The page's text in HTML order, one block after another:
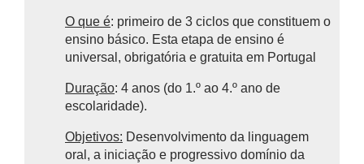
O que é: primeiro de 3 ciclos que constituem o
ensino básico. Esta etapa de ensino é
universal, obrigatória e gratuita em Portugal
Duração: 4 anos (do 1.º ao 4.º ano de
escolaridade).
Objetivos: Desenvolvimento da linguagem
oral, a iniciação e progressivo domínio da